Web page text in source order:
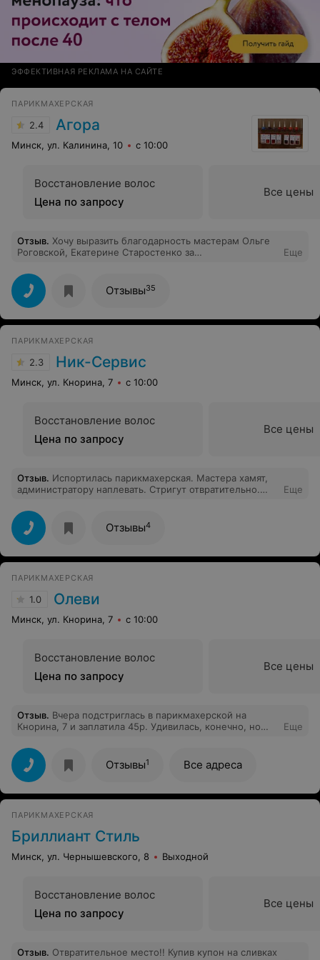
ЭФФЕКТИВНАЯ РЕКЛАМА НА САЙТЕ
ПАРИКМАХЕРСКАЯ
2.4 Агора
Минск, ул. Калинина, 10 с 10:00
Восстановление волос
Цена по запросу
Все цены
Отзыв. Хочу выразить благодарность мастерам Ольге
Роговской, Екатерине Старостенко за
маникюру с долговременным покрытием.
Еще
Отзывы35
ПАРИКМАХЕРСКАЯ
2.3 Ник-Сервис
Минск, ул. Кнорина, 7 с 10:00
Восстановление волос
Цена по запросу
Все цены
Отзыв. Испортилась парикмахерская. Мастера хамят,
администратору наплевать. Стригут отвратительно.
Еще
Отзывы4
ПАРИКМАХЕРСКАЯ
1.0 Олеви
Минск, ул. Кнорина, 7 с 10:00
Восстановление волос
Цена по запросу
Все цены
Отзыв. Вчера подстриглась в парикмахерской на
Кнорина, 7 и заплатила 45р. Удивилась, конечно, но
деньги могла бы 2 раза это сделать. В прайсе на сайте
стоит 17-27р. женская стрижка, стоимость не
объявляли. Могла бы вообще не платить. Имейте
ввиду - не платите.
Еще
Отзывы1 Все адреса
ПАРИКМАХЕРСКАЯ
Бриллиант Стиль
Минск, ул. Чернышевского, 8 Выходной
Восстановление волос
Цена по запросу
Все цены
Отзыв. Отвратительное место!! Купив купон на сливках